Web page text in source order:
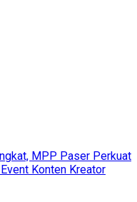
MPP Paser Perkuat
Konten Kreator